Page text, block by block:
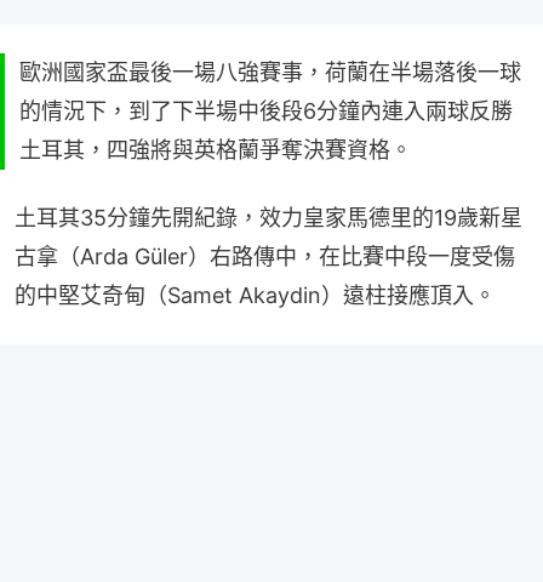
歐洲國家盃最後一場八強賽事，荷蘭在半場落後一球
的情況下，到了下半場中後段6分鐘內連入兩球反勝
土耳其，四強將與英格蘭爭奪決賽資格。
土耳其35分鐘先開紀錄，效力皇家馬德里的19歲新星
古拿（Arda Güler）右路傳中，在比賽中段一度受傷
的中堅艾奇甸（Samet Akaydin）遠柱接應頂入。